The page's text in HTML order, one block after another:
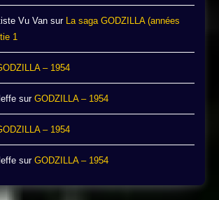
Vu Van sur
La saga GODZILLA (années
1
– 1954
surGODZILLA – 1954
– 1954
surGODZILLA – 1954